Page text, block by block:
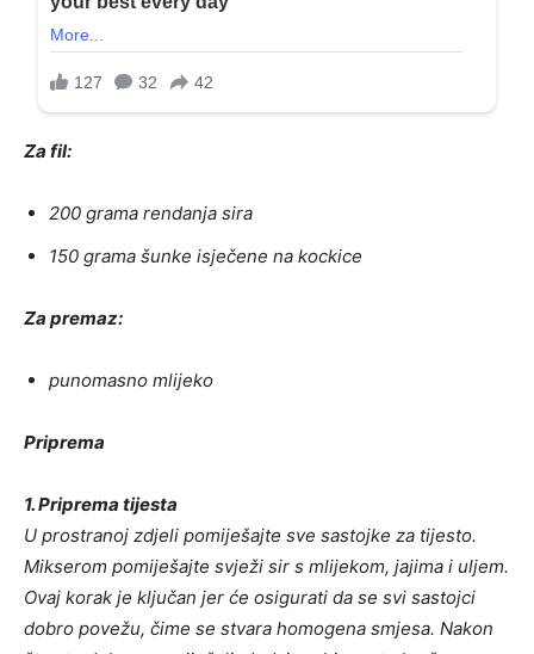
Za fil:
200 grama rendanja sira
150 grama šunke isječene na kockice
Za premaz:
punomasno mlijeko
Priprema
1. Priprema tijesta
U prostranoj zdjeli pomiješajte sve sastojke za tijesto.
Mikserom pomiješajte svježi sir s mlijekom, jajima i uljem.
Ovaj korak je ključan jer će osigurati da se svi sastojci
dobro povežu, čime se stvara homogena smjesa. Nakon